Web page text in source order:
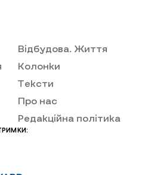
Відбудова. Життя
Колонки
Тексти
Про нас
Редакційна політика